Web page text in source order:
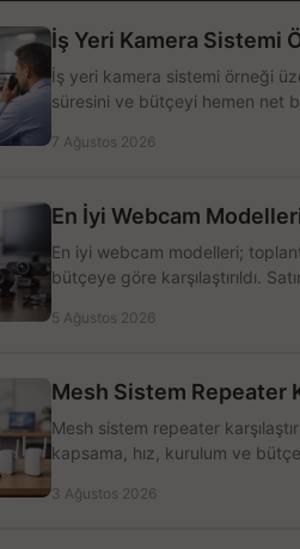
İş Yeri Kamera Sistemi
İş yeri kamera sistemi örneği
süresini ve bütçeyi hemen net
7 Ağustos 2026
En İyi Webcam
En iyi webcam modelleri;
bütçeye göre karşılaştırıldı.
5 Ağustos 2026
Mesh Sistem Repeater
Mesh sistem repeater
kapsama, hız, kurulum ve
3 Ağustos 2026